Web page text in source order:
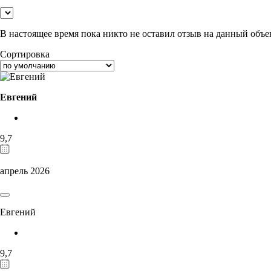
В настоящее время пока никто не оставил отзыв на данный
Сортировка
Евгений
9,7
апрель 2026
Евгений
9,7